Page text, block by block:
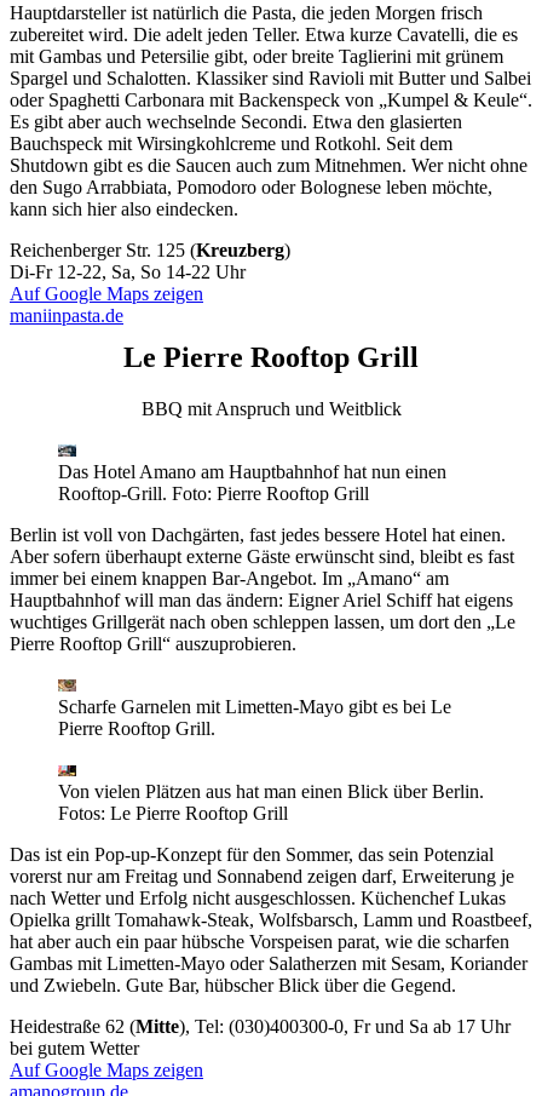
Hauptdarsteller ist natürlich die Pasta, die jeden Morgen frisch
zubereitet wird. Die adelt jeden Teller. Etwa kurze Cavatelli, die es
mit Gambas und Petersilie gibt, oder breite Taglierini mit grünem
Spargel und Schalotten. Klassiker sind Ravioli mit Butter und Salbei
oder Spaghetti Carbonara mit Backenspeck von „Kumpel & Keule“.
Es gibt aber auch wechselnde Secondi. Etwa den glasierten
Bauchspeck mit Wirsingkohlcreme und Rotkohl. Seit dem
Shutdown gibt es die Saucen auch zum Mitnehmen. Wer nicht ohne
den Sugo Arrabbiata, Pomodoro oder Bolognese leben möchte,
kann sich hier also eindecken.
Reichenberger Str. 125 (Kreuzberg)
Di-Fr 12-22, Sa, So 14-22 Uhr
Auf Google Maps zeigen
maniinpasta.de
Le Pierre Rooftop Grill
BBQ mit Anspruch und Weitblick
Das Hotel Amano am Hauptbahnhof hat nun einen
Rooftop-Grill. Foto: Pierre Rooftop Grill
Berlin ist voll von Dachgärten, fast jedes bessere Hotel hat einen.
Aber sofern überhaupt externe Gäste erwünscht sind, bleibt es fast
immer bei einem knappen Bar-Angebot. Im „Amano“ am
Hauptbahnhof will man das ändern: Eigner Ariel Schiff hat eigens
wuchtiges Grillgerät nach oben schleppen lassen, um dort den „Le
Pierre Rooftop Grill“ auszuprobieren.
Scharfe Garnelen mit Limetten-Mayo gibt es bei Le
Pierre Rooftop Grill.
Von vielen Plätzen aus hat man einen Blick über Berlin.
Fotos: Le Pierre Rooftop Grill
Das ist ein Pop-up-Konzept für den Sommer, das sein Potenzial
vorerst nur am Freitag und Sonnabend zeigen darf, Erweiterung je
nach Wetter und Erfolg nicht ausgeschlossen. Küchenchef Lukas
Opielka grillt Tomahawk-Steak, Wolfsbarsch, Lamm und Roastbeef,
hat aber auch ein paar hübsche Vorspeisen parat, wie die scharfen
Gambas mit Limetten-Mayo oder Salatherzen mit Sesam, Koriander
und Zwiebeln. Gute Bar, hübscher Blick über die Gegend.
Heidestraße 62 (Mitte), Tel: (030)400300-0, Fr und Sa ab 17 Uhr
bei gutem Wetter
Auf Google Maps zeigen